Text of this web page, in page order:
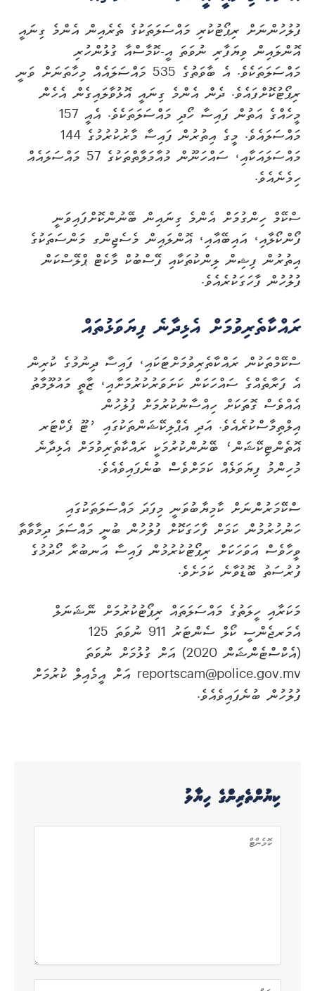
ފުލުހުންނަށް ރިޕޯޓުކުރި މައްސަލަތަކުގެ ތެރެއިން އެންމެ ގިނައީ
އޮންލައިން ވިޔަފާރި ނުވަތަ އީ-ކޮމާސްއާ ގުޅުންހުރި
މައްސަލަތަކެވެ. އެ ބާވަތުގެ 535 މައްސަލައެއް މިހާތަނަށް ވަނީ
ރިޕޯޓުކޮށްފައެވެ. ދެން އެންމެ ގިނައީ އޮޅުވާލައިގެން އެހެން
މީހެއްގެ އަތުން ފައިސާ ހޯދި މައްސަލަތަކެވެ. އެއީ 157
މައްސަލައެވެ. މީގެ އިތުރުން ފައިސާ މާރުކުރުމުގެ 144
މައްސަލައަކާއި، ސައްހަނޫން މުއާމަލާތްތަކުގެ 57 މައްސަލައެއް
ހިމެނެއެވެ.
ސްކޭމް ހިންގުމަށް އެންމެ ގިނައިން ބޭނުންކޮށްފައިވަނީ
ފޯންކޯލާއި، އައިބޭއާއި، އޮންލައިން މެސެޖިންގ މަންސަތަކުގެ
އިތުރުން ފިޝިން ލިންކުތަކާއި ފޭސްބުކް މާކެޓް ޕްލޭސްކަން
ފުލުހުން ފާހަގަކުރެއެވެ.
ރައްކާތެރިވުމަށް އެޅިދާނެ ފިޔަވަޅުތައް
ސްކޭމްތަކުން ރައްކާތެރިވުމަށްޓަކައި، ފައިސާ ދިނުމުގެ ކުރިން
އެ ފަރާތެއްގެ ސައްހަކަން ކަށަވަރުކުރުމަށާއި، ޒާތީ މައުލޫމާތު
އެއްވެސް ގޮތަކަށް ހިއްސާނުކުރުމަށް ފުލުހުން
އިލްތިމާސްކުރެއެވެ. އަދި އެޕްލިކޭޝަންތަކުގައި ’ޓޫ ފެކްޓަރ
އޮތެންޓިކޭޝަން‘ ބޭނުންކުރުމަކީ ރައްކާތެރިވުމަށް އެޅިދާނެ
މުހިންމު ފިޔަވަޅެއް ކަމަށްވެސް ބުނެފައިވެއެވެ.
ސްކޭމަރުންނަށް ކާމިޔާބުވަނީ މިފަދަ މައްސަލަތަކުގައި
ހަނުހުރުމުން ކަމަށް ފާހަގަކޮށް ފުލުހުން ބުނީ މައްސަލަ ދިމާވާތާ
ވީހާވެސް އަވަހަކަށް ރިޕޯޓުކުރުމުން ފައިސާ އަނބުރާ ހޯދުމުގެ
ފުރުސަތު ބޮޑުވާނެ ކަމަށެވެ.
މަކަރާއި ހީލަތުގެ މައްސަލަތައް ރިޕޯޓުކުރުމަށް ނޭޝަނަލް
އެމަރޖެންސީ ކޯލް ސެންޓަރު 911 ނުވަތަ 125
(އެކްސްޓެންޝަން 2020) އަށް ގުޅުމަށް ނުވަތަ
reportscam@police.gov.mv އަށް އީމެއިލް ކުރުމަށް
ފުލުހުން ބުނެފައިވެއެވެ.
ކިޔުންތެރިންގެ ހިޔާލު